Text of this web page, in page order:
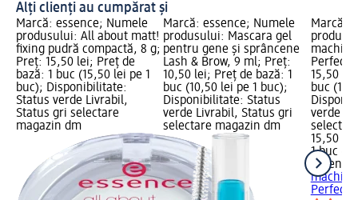
Alți clienți au cumpărat și
Marcă: essence; Numele
produsului: All about matt!
fixing pudră compactă, 8 g;
Preț: 15,50 lei; Preț de
bază: 1 buc (15,50 lei pe 1
buc); Disponibilitate:
Status verde Livrabil,
Status gri selectare
magazin dm
Marcă: essence; Numele
produsului: Mascara gel
pentru gene și sprâncene
Lash & Brow, 9 ml; Preț:
10,50 lei; Preț de bază: 1
buc (10,50 lei pe 1 buc);
Disponibilitate: Status
verde Livrabil, Status gri
selectare magazin dm
Marcă:
machiaj
Perfect,
15,50
buc
verde
15,50 lei
1 buc
essence
machiaj
Perfect,